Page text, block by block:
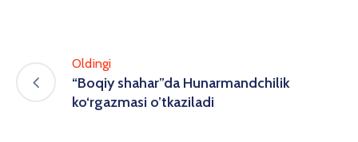
Oldingi
“Boqiy shahar”da Hunarmandchilik
ko‘rgazmasi o’tkaziladi